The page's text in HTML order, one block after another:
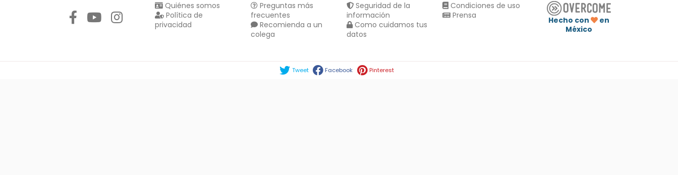
Quiénes somos
Política de
privacidad
Preguntas más
frecuentes
Recomienda a un
colega
Seguridad de la
información
Como cuidamos tus
datos
Condiciones de uso
Prensa
Hecho con
en
México
Tweet Facebook Pinterest